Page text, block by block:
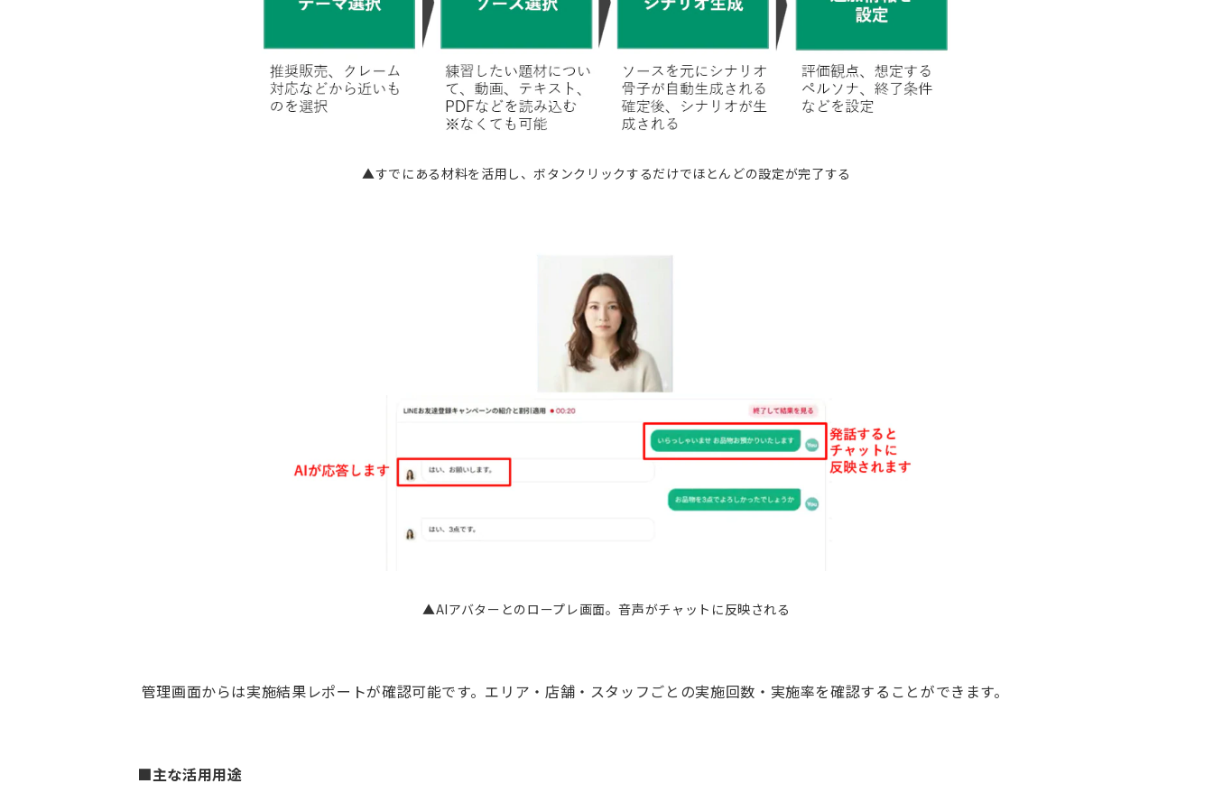
▲すでにある材料を活用し、ボタンクリックするだけでほとんどの設定が完了する
▲AIアバターとのロープレ画面。音声がチャットに反映される
管理画面からは実施結果レポートが確認可能です。エリア・店舗・スタッフごとの実施回数・実施率を確認することができます。
■主な活用用途